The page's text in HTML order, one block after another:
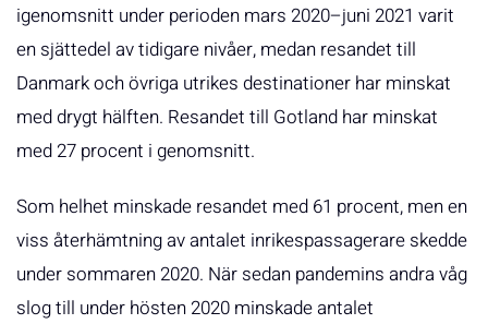
igenomsnitt under perioden mars 2020–juni 2021 varit
en sjättedel av tidigare nivåer, medan resandet till
Danmark och övriga utrikes destinationer har minskat
med drygt hälften. Resandet till Gotland har minskat
med 27 procent i genomsnitt.
Som helhet minskade resandet med 61 procent, men en
viss återhämtning av antalet inrikespassagerare skedde
under sommaren 2020. När sedan pandemins andra våg
slog till under hösten 2020 minskade antalet